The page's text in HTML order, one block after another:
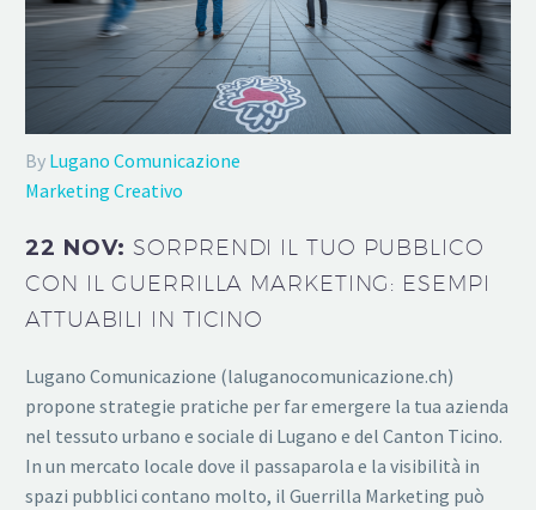
By Lugano Comunicazione
Marketing Creativo
22 NOV: SORPRENDI IL TUO PUBBLICO
CON IL GUERRILLA MARKETING: ESEMPI
ATTUABILI IN TICINO
Lugano Comunicazione (laluganocomunicazione.ch)
propone strategie pratiche per far emergere la tua azienda
nel tessuto urbano e sociale di Lugano e del Canton Ticino.
In un mercato locale dove il passaparola e la visibilità in
spazi pubblici contano molto, il Guerrilla Marketing può